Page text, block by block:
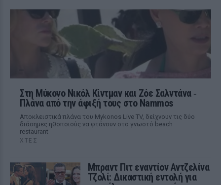
Στη Μύκονο Νικόλ Κίντμαν και Ζόε Σαλντάνα ‑
Πλάνα από την άφιξή τους στο Nammos
Αποκλειστικά πλάνα του Mykonos Live TV, δείχνουν τις δύο
διάσημες ηθοποιούς να φτάνουν στο γνωστό beach
restaurant
ΧΤΕΣ
Μπραντ Πιτ εναντίον Αντζελίνα
Τζολί: Δικαστική εντολή για